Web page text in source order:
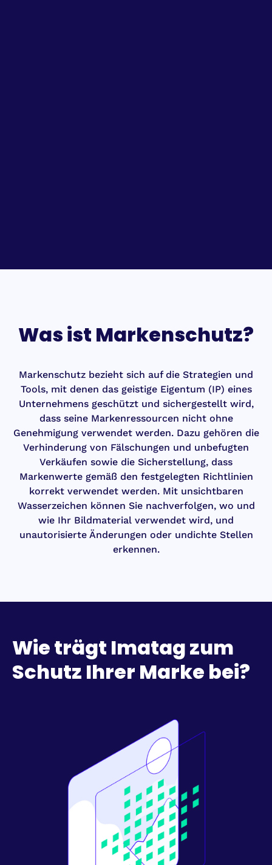
Was ist Markenschutz?
Markenschutz bezieht sich auf die Strategien und
Tools, mit denen das geistige Eigentum (IP) eines
Unternehmens geschützt und sichergestellt wird,
dass seine Markenressourcen nicht ohne
Genehmigung verwendet werden. Dazu gehören die
Verhinderung von Fälschungen und unbefugten
Verkäufen sowie die Sicherstellung, dass
Markenwerte gemäß den festgelegten Richtlinien
korrekt verwendet werden. Mit unsichtbaren
Wasserzeichen können Sie nachverfolgen, wo und
wie Ihr Bildmaterial verwendet wird, und
unautorisierte Änderungen oder undichte Stellen
erkennen.
Wie trägt Imatag zum
Schutz Ihrer Marke bei?